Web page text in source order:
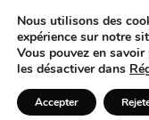
Nous utilisons des
expérience sur notre
Vous pouvez en
les désactiver dans
Accepter